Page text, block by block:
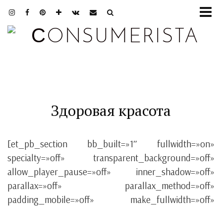
Здоровая красота
[et_pb_section bb_built=»1″ fullwidth=»on»
specialty=»off» transparent_background=»off»
allow_player_pause=»off» inner_shadow=»off»
parallax=»off» parallax_method=»off»
padding_mobile=»off» make_fullwidth=»off»